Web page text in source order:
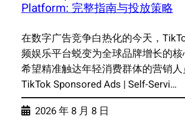
Platform: 完整指南与投放策略
在数字广告竞争白热化的今天，
频娱乐平台蜕变为全球品牌增长的
希望精准触达年轻消费群体的营销人
TikTok Sponsored Ads | Self-Servi…
2026 年 8 月 8 日